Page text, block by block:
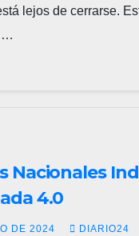
lejos de cerrarse.
Nacionales
4.0
DE 2024 DIARIO24